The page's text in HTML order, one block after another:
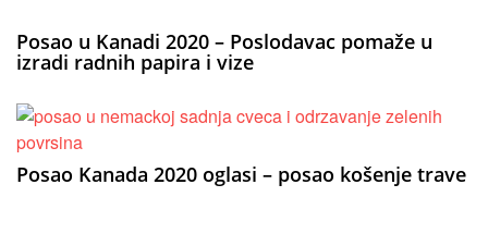
Posao u Kanadi 2020 – Poslodavac pomaže u
izradi radnih papira i vize
Posao Kanada 2020 oglasi – posao košenje trave